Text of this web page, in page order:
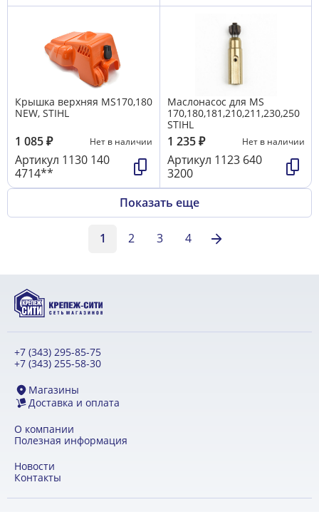
Крышка верхняя MS170,180
NEW, STIHL
1 085₽ Нет в наличии
Артикул 1130 140
4714**
Маслонасос для MS
170,180,181,210,211,230,250
STIHL
1 235₽ Нет в наличии
Артикул 1123 640
3200
Показать еще
1 2 3 4
+7 (343) 295-85-75
+7 (343) 255-58-30
Магазины
Доставка и оплата
О компании
Полезная информация
Новости
Контакты